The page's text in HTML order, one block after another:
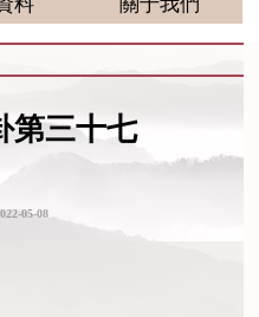
第三十七
05-08